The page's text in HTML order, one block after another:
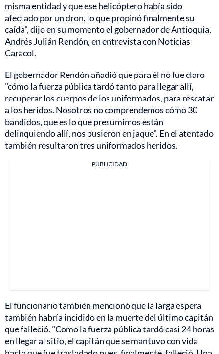
misma entidad y que ese helicóptero había sido
afectado por un dron, lo que propinó finalmente su
caída", dijo en su momento el gobernador de Antioquia,
Andrés Julián Rendón, en entrevista con Noticias
Caracol.
El gobernador Rendón añadió que para él no fue claro
"cómo la fuerza pública tardó tanto para llegar allí,
recuperar los cuerpos de los uniformados, para rescatar
a los heridos. Nosotros no comprendemos cómo 30
bandidos, que es lo que presumimos están
delinquiendo allí, nos pusieron en jaque". En el atentado
también resultaron tres uniformados heridos.
PUBLICIDAD
El funcionario también mencionó que la larga espera
también habría incidido en la muerte del último capitán
que falleció. "Como la fuerza pública tardó casi 24 horas
en llegar al sitio, el capitán que se mantuvo con vida